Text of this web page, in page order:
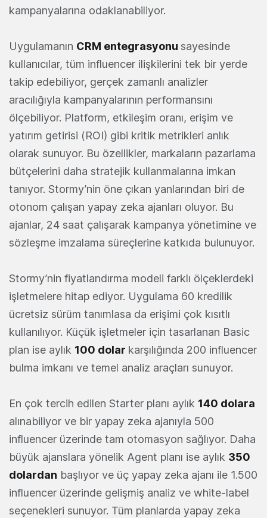
kampanyalarına odaklanabiliyor.
Uygulamanın CRM entegrasyonu sayesinde
kullanıcılar, tüm influencer ilişkilerini tek bir yerde
takip edebiliyor, gerçek zamanlı analizler
aracılığıyla kampanyalarının performansını
ölçebiliyor. Platform, etkileşim oranı, erişim ve
yatırım getirisi (ROI) gibi kritik metrikleri anlık
olarak sunuyor. Bu özellikler, markaların pazarlama
bütçelerini daha stratejik kullanmalarına imkan
tanıyor. Stormy’nin öne çıkan yanlarından biri de
otonom çalışan yapay zeka ajanları oluyor. Bu
ajanlar, 24 saat çalışarak kampanya yönetimine ve
sözleşme imzalama süreçlerine katkıda bulunuyor.
Stormy’nin fiyatlandırma modeli farklı ölçeklerdeki
işletmelere hitap ediyor. Uygulama 60 kredilik
ücretsiz sürüm tanımlasa da erişimi çok kısıtlı
kullanılıyor. Küçük işletmeler için tasarlanan Basic
plan ise aylık 100 dolar karşılığında 200 influencer
bulma imkanı ve temel analiz araçları sunuyor.
En çok tercih edilen Starter planı aylık 140 dolara
alınabiliyor ve bir yapay zeka ajanıyla 500
influencer üzerinde tam otomasyon sağlıyor. Daha
büyük ajanslara yönelik Agent planı ise aylık 350
dolardan başlıyor ve üç yapay zeka ajanı ile 1.500
influencer üzerinde gelişmiş analiz ve white-label
seçenekleri sunuyor. Tüm planlarda yapay zeka